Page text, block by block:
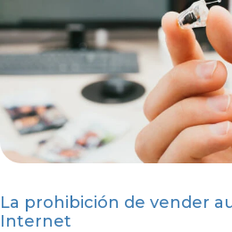
La prohibición de vender
Internet